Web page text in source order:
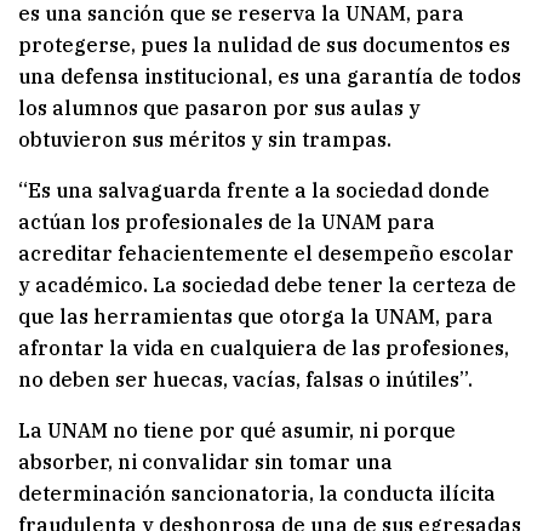
es una sanción que se reserva la UNAM, para
protegerse, pues la nulidad de sus documentos es
una defensa institucional, es una garantía de todos
los alumnos que pasaron por sus aulas y
obtuvieron sus méritos y sin trampas.
“Es una salvaguarda frente a la sociedad donde
actúan los profesionales de la UNAM para
acreditar fehacientemente el desempeño escolar
y académico. La sociedad debe tener la certeza de
que las herramientas que otorga la UNAM, para
afrontar la vida en cualquiera de las profesiones,
no deben ser huecas, vacías, falsas o inútiles”.
La UNAM no tiene por qué asumir, ni porque
absorber, ni convalidar sin tomar una
determinación sancionatoria, la conducta ilícita
fraudulenta y deshonrosa de una de sus egresadas